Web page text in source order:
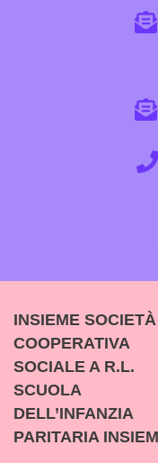
INSIEME SOCIETÀ
COOPERATIVA
SOCIALE A R.L.
SCUOLA
DELL’INFANZIA
PARITARIA